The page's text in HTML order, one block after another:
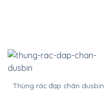
Thùng rác đạp chân dusbin